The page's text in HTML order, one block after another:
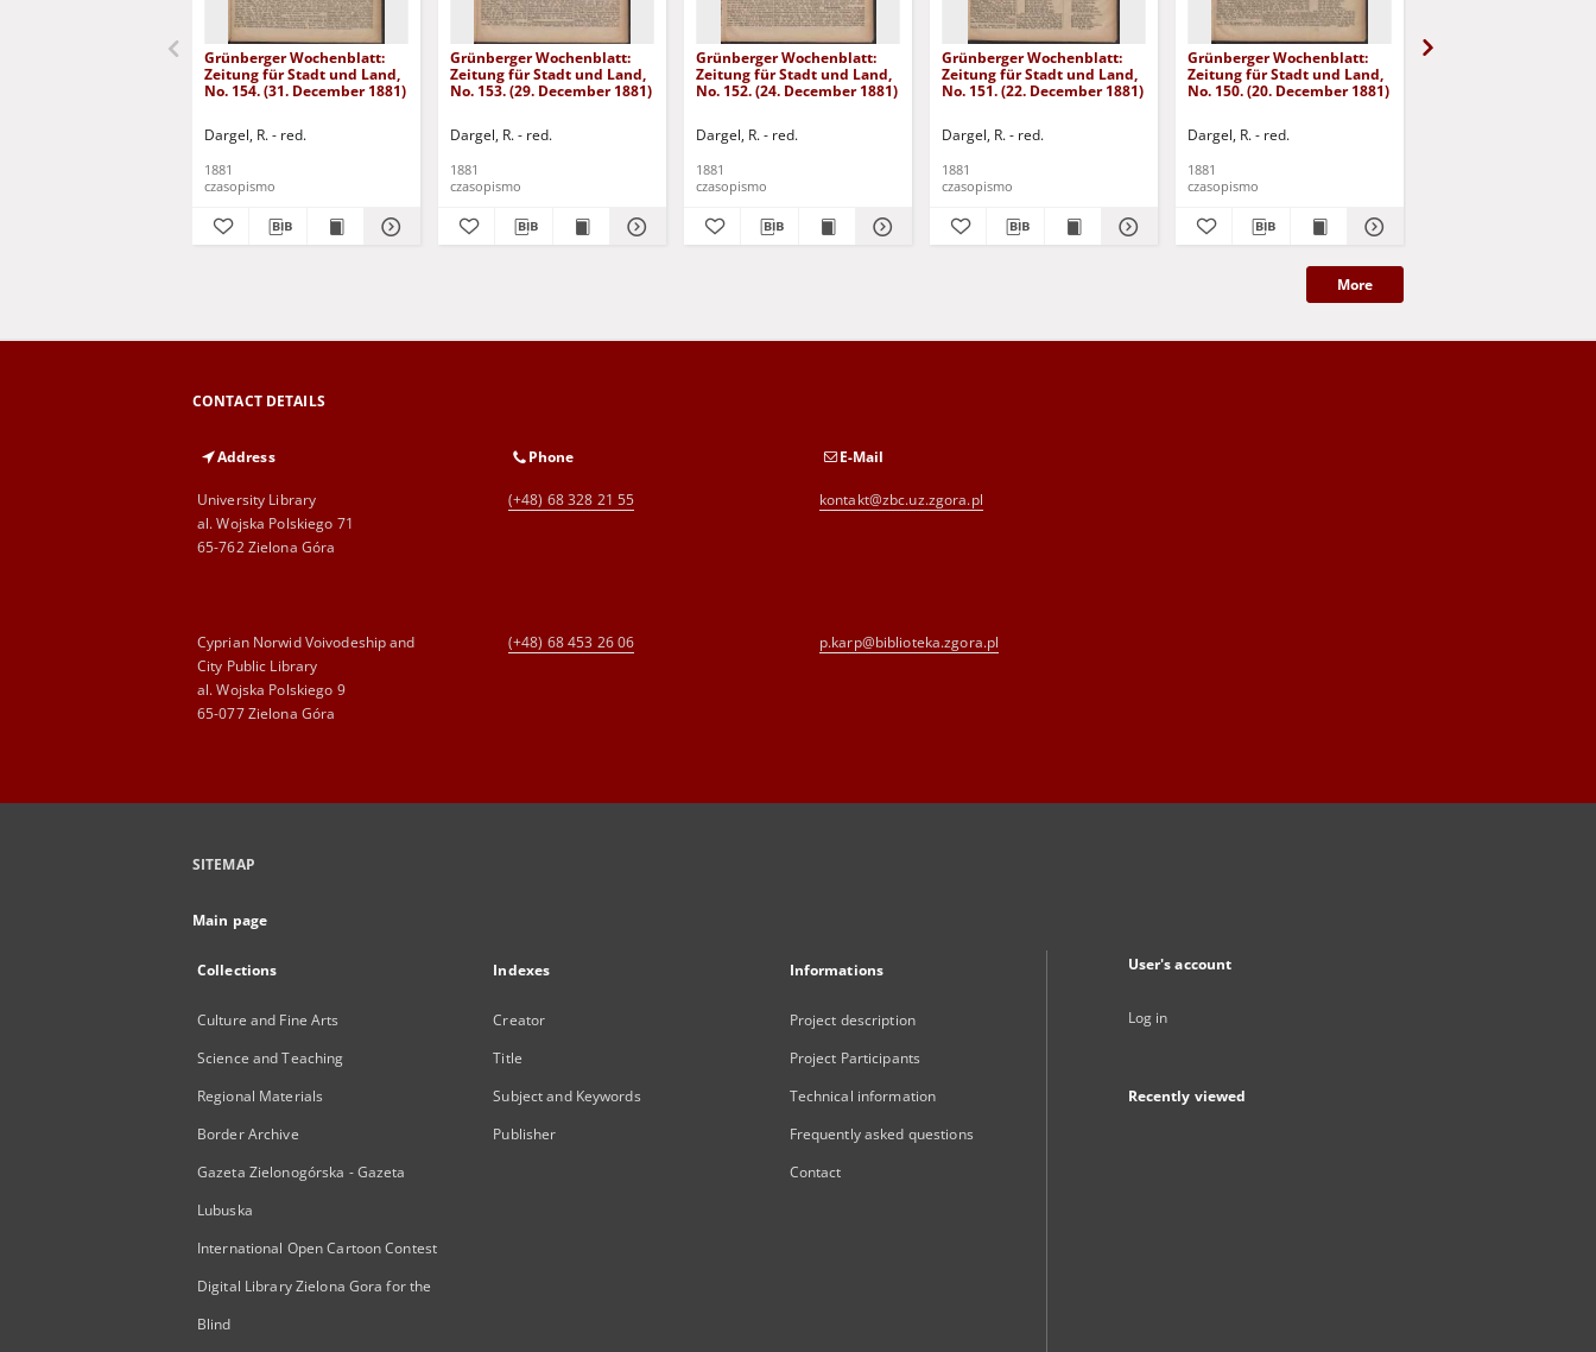
Grünberger Wochenblatt:
Zeitung für Stadt und Land,
No. 154. (31. December 1881)
Dargel, R. - red.
1881
czasopismo
Grünberger Wochenblatt:
Zeitung für Stadt und Land,
No. 153. (29. December 1881)
Dargel, R. - red.
1881
czasopismo
Grünberger Wochenblatt:
Zeitung für Stadt und Land,
No. 152. (24. December 1881)
Dargel, R. - red.
1881
czasopismo
Grünberger Wochenblatt:
Zeitung für Stadt und Land,
No. 151. (22. December 1881)
Dargel, R. - red.
1881
czasopismo
Grünberger Wochenblatt:
Zeitung für Stadt und Land,
No. 150. (20. December 1881)
Dargel, R. - red.
1881
czasopismo
More
CONTACT DETAILS
Address
University Library
al. Wojska Polskiego 71
65-762 Zielona Góra
Phone
(+48) 68 328 21 55
E-Mail
kontakt@zbc.uz.zgora.pl
Cyprian Norwid Voivodeship and
City Public Library
al. Wojska Polskiego 9
65-077 Zielona Góra
(+48) 68 453 26 06 p.karp@biblioteka.zgora.pl
SITEMAP
Main page
Collections
Culture and Fine Arts
Science and Teaching
Regional Materials
Border Archive
Gazeta Zielonogórska - Gazeta
Lubuska
International Open Cartoon Contest
Digital Library Zielona Gora for the
Blind
Indexes
Creator
Title
Subject and Keywords
Publisher
Informations
Project description
Project Participants
Technical information
Frequently asked questions
Contact
User's account
Log in
Recently viewed